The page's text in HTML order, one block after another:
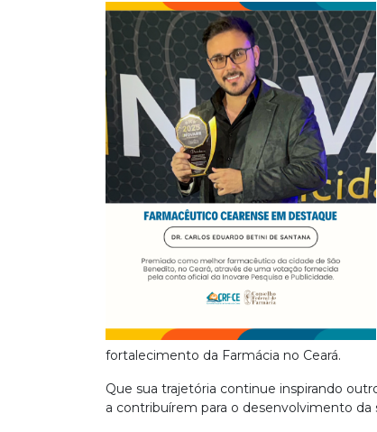
fortalecimento da Farmácia no Ceará.
Que sua trajetória continue inspirando
a contribuírem para o desenvolvimento da